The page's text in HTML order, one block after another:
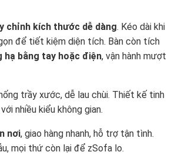
chỉnh kích thước dễ dàng. Kéo dài khi
để tiết kiệm diện tích. Bàn còn tích
hạ bằng tay hoặc điện, vận hành mượt
trầy xước, dễ lau chùi. Thiết kế tinh
nhiều kiểu không gian.
nơi, giao hàng nhanh, hỗ trợ tận tình.
mọi thứ còn lại để zSofa lo.